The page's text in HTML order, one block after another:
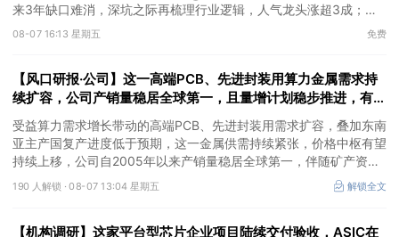
来3年缺口难消，深坑之际再梳理行业逻辑，人气龙头涨超3成；
③AI服务器、机器人带动MLCC景气周期持续！这家公司扩产、涨
08-07 16:13 星期五 免费
【风口研报·公司】这一高端PCB、先进封装用算力金属需求持
续扩容，公司产销量稳居全球第一，且量增计划稳步推进，有望
充分受益价格上行
受益算力需求增长带动的高端PCB、先进封装用需求扩容，叠加东南
亚主产国复产进度低于预期，这一金属供需持续紧张，价格中枢有望
持续上移，公司自2005年以来产销量稳居全球第一，伴随矿产资源
产量增长与冶炼产能整合并举，公司市占率有望进一步提升，同时有
望充分受益金属价格上行。
190 人解锁 ·08-07 13:04 星期五 解锁全文
【机构调研】这家平台型芯片企业项目陆续交付验收，ASIC在